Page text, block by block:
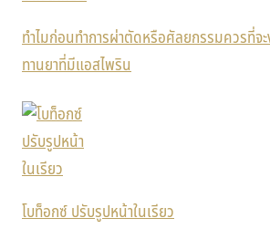
ทำไมก่อนทำการผ่าตัดหรือศัลยกรรมควรที่
ทานยาที่มีแอสไพริน
โบท็อกซ์ ปรับรูปหน้าในเรียว